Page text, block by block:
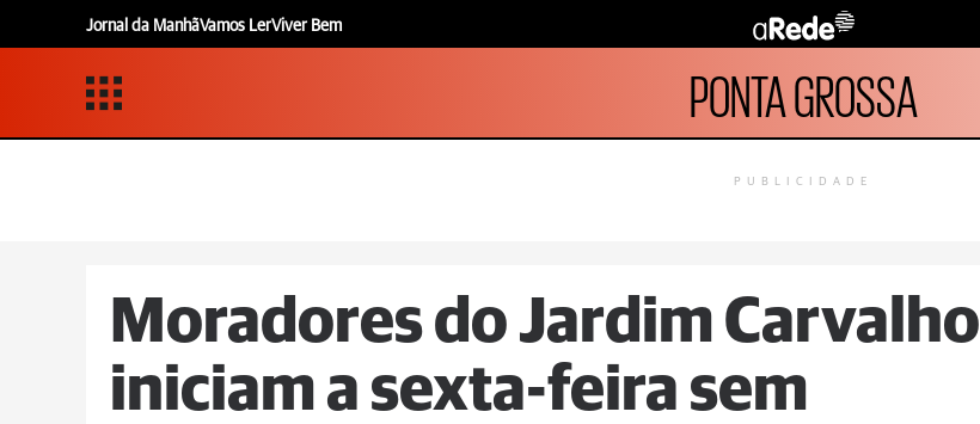
Jornal da ManhãVamos LerViver Bem
PONTA GROSSA
PUBLICIDADE
Moradores do Jardim Carvalho
iniciam a sexta-feira sem